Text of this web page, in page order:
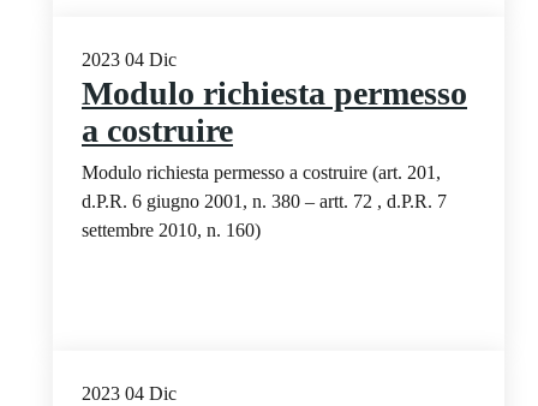
2023 04 Dic
Modulo richiesta permesso
a costruire
Modulo richiesta permesso a costruire (art. 201,
d.P.R. 6 giugno 2001, n. 380 – artt. 72 , d.P.R. 7
settembre 2010, n. 160)
2023 04 Dic